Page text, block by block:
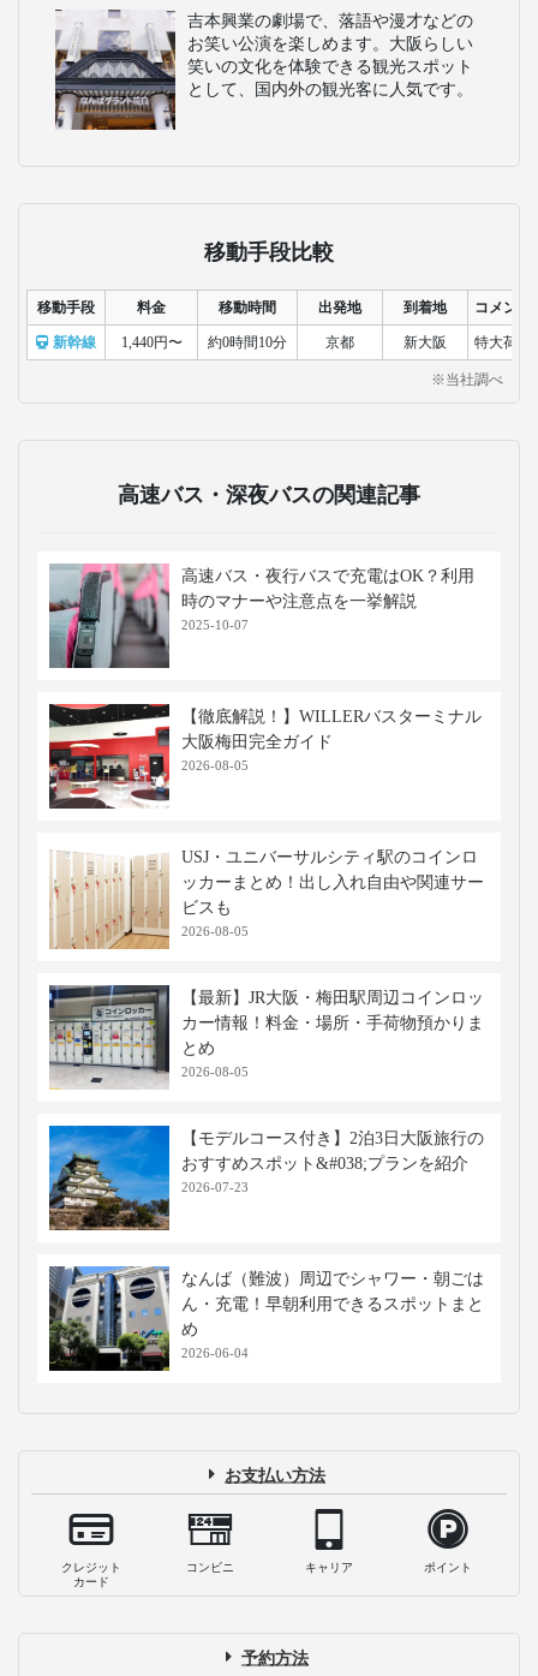
吉本興業の劇場で、落語や漫才などの
お笑い公演を楽しめます。大阪らしい
笑いの文化を体験できる観光スポット
として、国内外の観光客に人気です。
移動手段比較
移動手段 料金 移動時間 出発地 到着地 コメント
新幹線 1,440円〜 約0時間10分 京都 新大阪 特大荷物
※当社調べ
高速バス・深夜バスの関連記事
高速バス・夜行バスで充電はOK？利用
時のマナーや注意点を一挙解説
2025-10-07
【徹底解説！】WILLERバスターミナル
大阪梅田完全ガイド
2026-08-05
USJ・ユニバーサルシティ駅のコインロ
ッカーまとめ！出し入れ自由や関連サー
ビスも
2026-08-05
【最新】JR大阪・梅田駅周辺コインロッ
カー情報！料金・場所・手荷物預かりま
とめ
2026-08-05
【モデルコース付き】2泊3日大阪旅行の
おすすめスポット&#038;プランを紹介
2026-07-23
なんば（難波）周辺でシャワー・朝ごは
ん・充電！早朝利用できるスポットまと
め
2026-06-04
お支払い方法
クレジット
カード
コンビニ キャリア ポイント
予約方法